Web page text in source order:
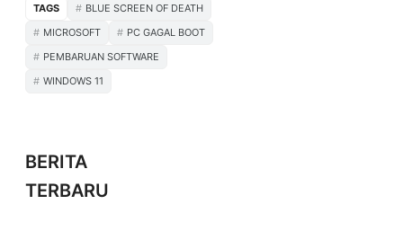
TAGS
BLUE SCREEN OF DEATH
MICROSOFT
PC GAGAL BOOT
PEMBARUAN SOFTWARE
WINDOWS 11
BERITA
TERBARU